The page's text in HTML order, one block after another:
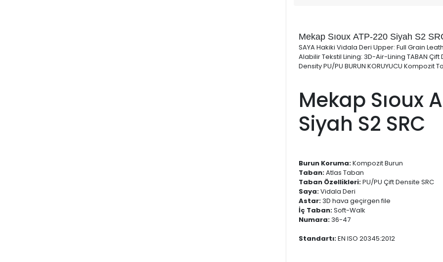
Mekap Sıoux ATP-220 Siyah S2
SAYA Hakiki Vidala Deri Upper: Full Grain
Alabilir Tekstil Lining: 3D-Air-Lining TABAN Çift
Density PU/PU BURUN KORUYUCU
Mekap Sıoux
Siyah S2 SRC
Burun Koruma:Kompozit Burun
Taban:Atlas Taban
Taban Özellikleri:PU/PU Çift Densite SRC
Saya:Vidala Deri
Astar:3D hava geçirgen file
İç Taban:Soft-Walk
Numara:36-47
Standartı:EN ISO 20345:2012